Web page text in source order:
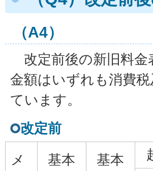
（A4）
改定前後の新旧料金
金額はいずれも消費
ています。
改定前
メ
基本
基本